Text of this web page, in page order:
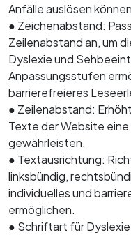
Anfälle auslösen
● Zeichenabstand:
Zeilenabstand an, um
Dyslexie und
Anpassungsstufen
barrierefreieres
● Zeilenabstand:
Texte der Website
gewährleisten.
● Textausrichtung:
linksbündig,
individuelles und
ermöglichen.
● Schriftart für